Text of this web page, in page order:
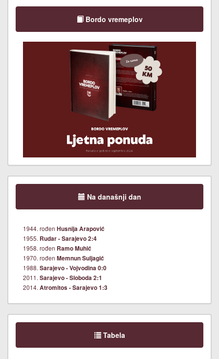
Bordo vremeplov
Na današnji dan
1944. rođen Husnija Arapović
1955. Rudar - Sarajevo 2:4
1958. rođen Ramo Muhić
1970. rođen Memnun Suljagić
1988. Sarajevo - Vojvodina 0:0
2011. Sarajevo - Sloboda 2:1
2014. Atromitos - Sarajevo 1:3
Tabela